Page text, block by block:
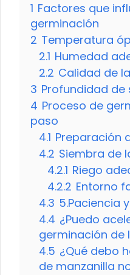
1 Factores que
germinación
2 Temperatura
2.1 Humedad
2.2 Calidad de
3 Profundidad de
4 Proceso de
paso
4.1 Preparación
4.2 Siembra de
4.2.1 Riego
4.2.2 Entorno
4.3 5.Paciencia
4.4 ¿Puedo
germinación de
4.5 ¿Qué debo
de manzanilla